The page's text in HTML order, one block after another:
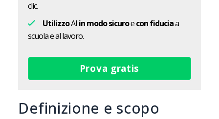
clic.
UtilizzoAI in modo sicuroecon fiduciaa
scuola e al lavoro.
Prova gratis
Definizione e scopo